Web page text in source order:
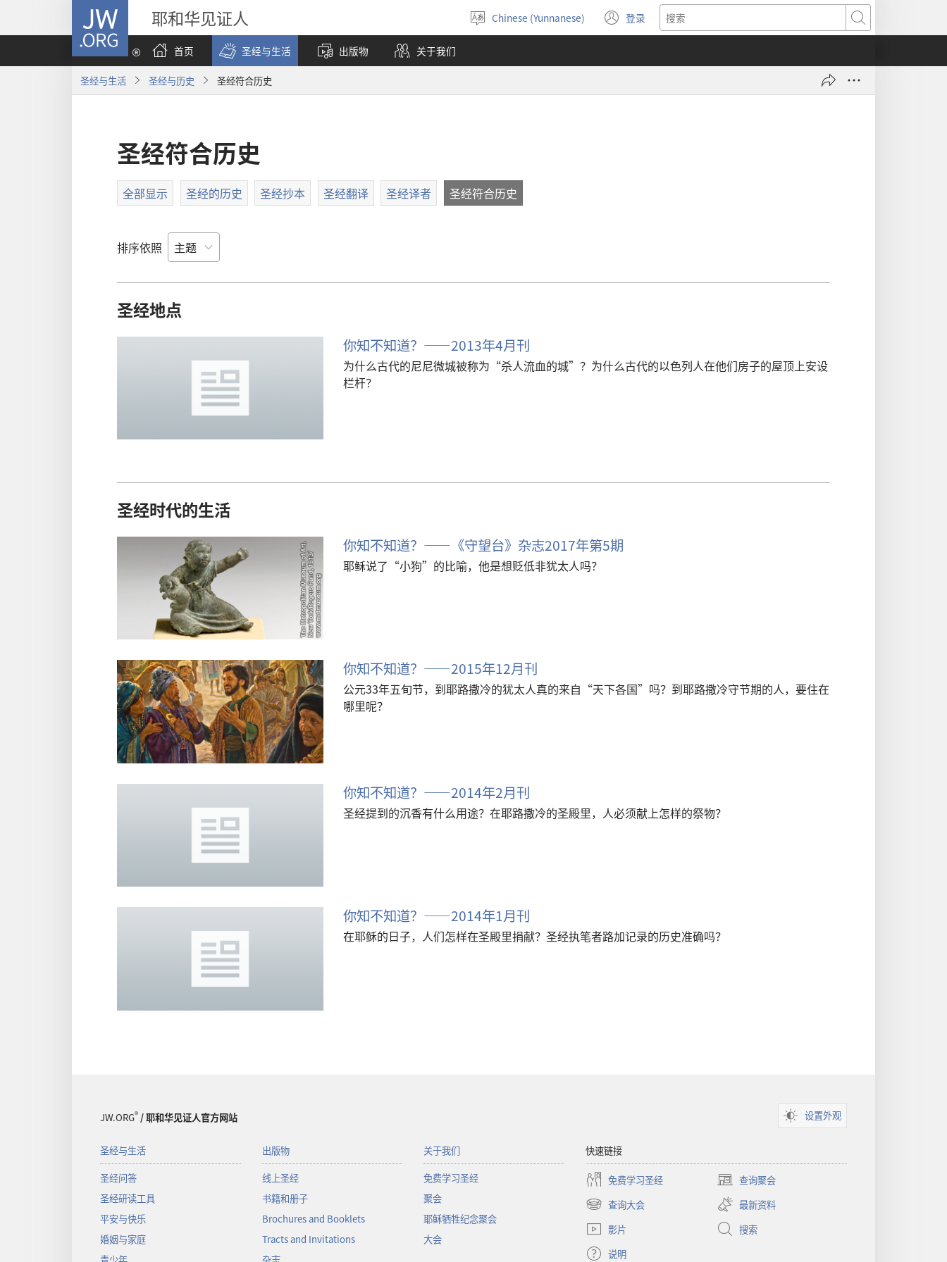
JW.ORG 耶和华见证人
选
择
言
Chinese (Yunnanese) 登录
（打
开
窗
搜
索
首页
圣经与生活 出版物 关于我们
圣经与生活 圣经与历史 圣经符合历史
圣经符合历史
全部显示 圣经的历史 圣经抄本 圣经翻译 圣经译者 圣经符合历史
排序依照
圣经地点
你知不知道？——2013年4月刊
为什么古代的尼尼微城被称为“杀人流血的城”？为什么古代的以色列人在他们房子的屋顶上安设
栏杆？
圣经时代的生活
你知不知道？——《守望台》杂志2017年第5期
耶稣说了“小狗”的比喻，他是想贬低非犹太人吗？
你知不知道？——2015年12月刊
公元33年五旬节，到耶路撒冷的犹太人真的来自“天下各国”吗？到耶路撒冷守节期的人，要住在
哪里呢？
你知不知道？——2014年2月刊
圣经提到的沉香有什么用途？在耶路撒冷的圣殿里，人必须献上怎样的祭物？
你知不知道？——2014年1月刊
在耶稣的日子，人们怎样在圣殿里捐献？圣经执笔者路加记录的历史准确吗？
JW.ORG®/ 耶和华见证人官方网站 设置外观
圣经与生活
圣经问答
圣经研读工具
平安与快乐
婚姻与家庭
出版物
线上圣经
书籍和册子
Brochures and Booklets
Tracts and Invitations
关于我们
免费学习圣经
聚会
耶稣牺牲纪念聚会
大会
快速链接
免费学习圣经 查询聚会
（打
开
新
窗
口）
查询大会
（打
开
新
窗
最新资料
影片
搜索
说明